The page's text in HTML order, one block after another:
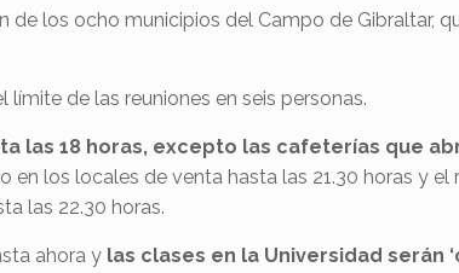
los ocho municipios del Campo de Gibraltar,
límite de las reuniones en seis personas.
las 18 horas, excepto las cafeterías que
los locales de venta hasta las 21.30 horas y el
las 22.30 horas.
ahora y las clases en la Universidad serán